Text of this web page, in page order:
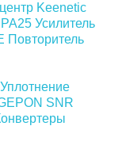
Keenetic
Усилитель
Повторитель
SNR